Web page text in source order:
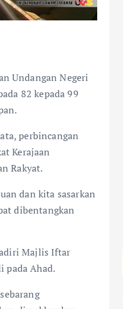
Undangan Negeri
82 kepada 99
perbincangan
Kerajaan
Rakyat.
dan kita sasarkan
dibentangkan
Majlis Iftar
pada Ahad.